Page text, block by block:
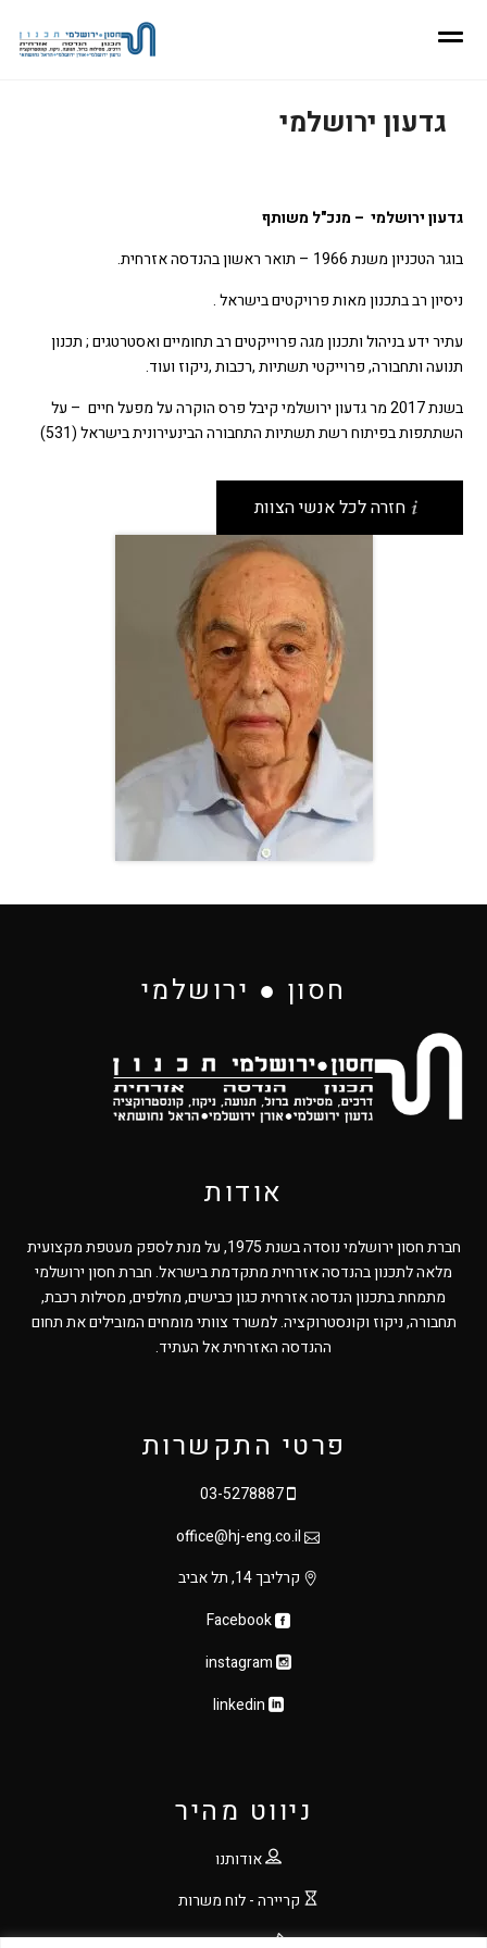
גדעון ירושלמי
גדעון ירושלמי – מנכ"ל משותף
בוגר הטכניון משנת 1966 – תואר ראשון בהנדסה אזרחית.
ניסיון רב בתכנון מאות פרויקטים בישראל .
עתיר ידע בניהול ותכנון מגה פרוייקטים רב תחומיים ואסטרטגים ; תכנון
תנועה ותחבורה, פרוייקטי תשתיות ,רכבות ,ניקוז ועוד.
בשנת 2017 מר גדעון ירושלמי קיבל פרס הוקרה על מפעל חיים – על
השתתפות בפיתוח רשת תשתיות התחבורה הבינעירונית בישראל (531)
חזרה לכל אנשי הצוות
חסון ● ירושלמי
אודות
חברת חסון ירושלמי נוסדה בשנת 1975, על מנת לספק מעטפת מקצועית
מלאה לתכנון בהנדסה אזרחית מתקדמת בישראל. חברת חסון ירושלמי
מתמחת בתכנון הנדסה אזרחית כגון כבישים, מחלפים, מסילות רכבת,
תחבורה, ניקוז וקונסטרוקציה. למשרד צוותי מומחים המובילים את תחום
ההנדסה האזרחית אל העתיד.
פרטי התקשרות
03-5278887
office@hj-eng.co.il
קרליבך 14, תל אביב
Facebook
instagram
linkedin
ניווט מהיר
אודותנו
קריירה - לוח משרות
צור קשר